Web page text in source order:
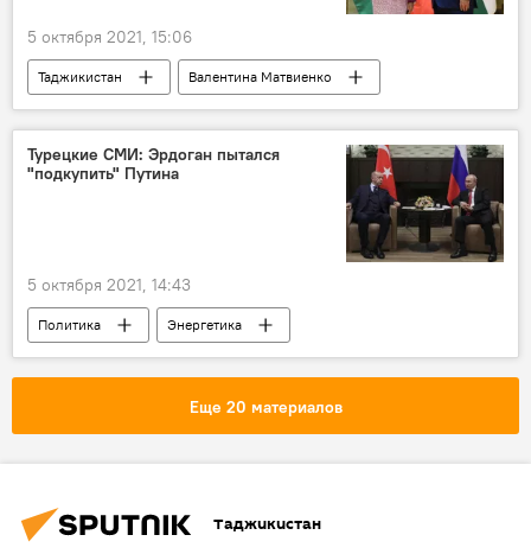
5 октября 2021, 15:06
Таджикистан
Валентина Матвиенко
разговор
Эмомали Рахмон
Турецкие СМИ: Эрдоган пытался
"подкупить" Путина
5 октября 2021, 14:43
Политика
Энергетика
Владимир Путин
Турция
Обзор СМИ
Еще 20 материалов
Таджикистан